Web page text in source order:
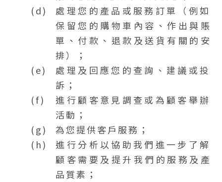
處理您的產品或服務訂單（例如
保留您的購物車內容、作出與賬
單、付款、退款及送貨有關的安
排）；
處理及回應您的查詢、建議或投
訴；
進行顧客意見調查或為顧客舉辦
活動；
為您提供客戶服務；
進行分析以協助我們進一步了解
顧客需要及提升我們的服務及產
品質素；